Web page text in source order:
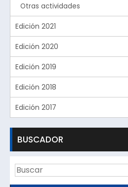
Otras actividades
Edición 2021
Edición 2020
Edición 2019
Edición 2018
Edición 2017
BUSCADOR